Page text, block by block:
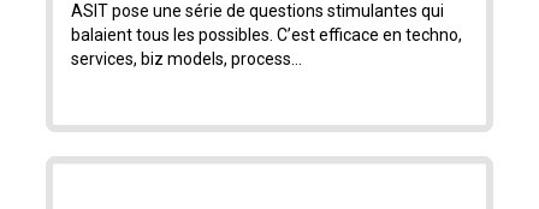
ASIT pose une série de questions stimulantes qui
balaient tous les possibles. C’est efficace en techno,
services, biz models, process…